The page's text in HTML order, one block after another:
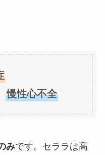
慢性心不全
みです。セララは高